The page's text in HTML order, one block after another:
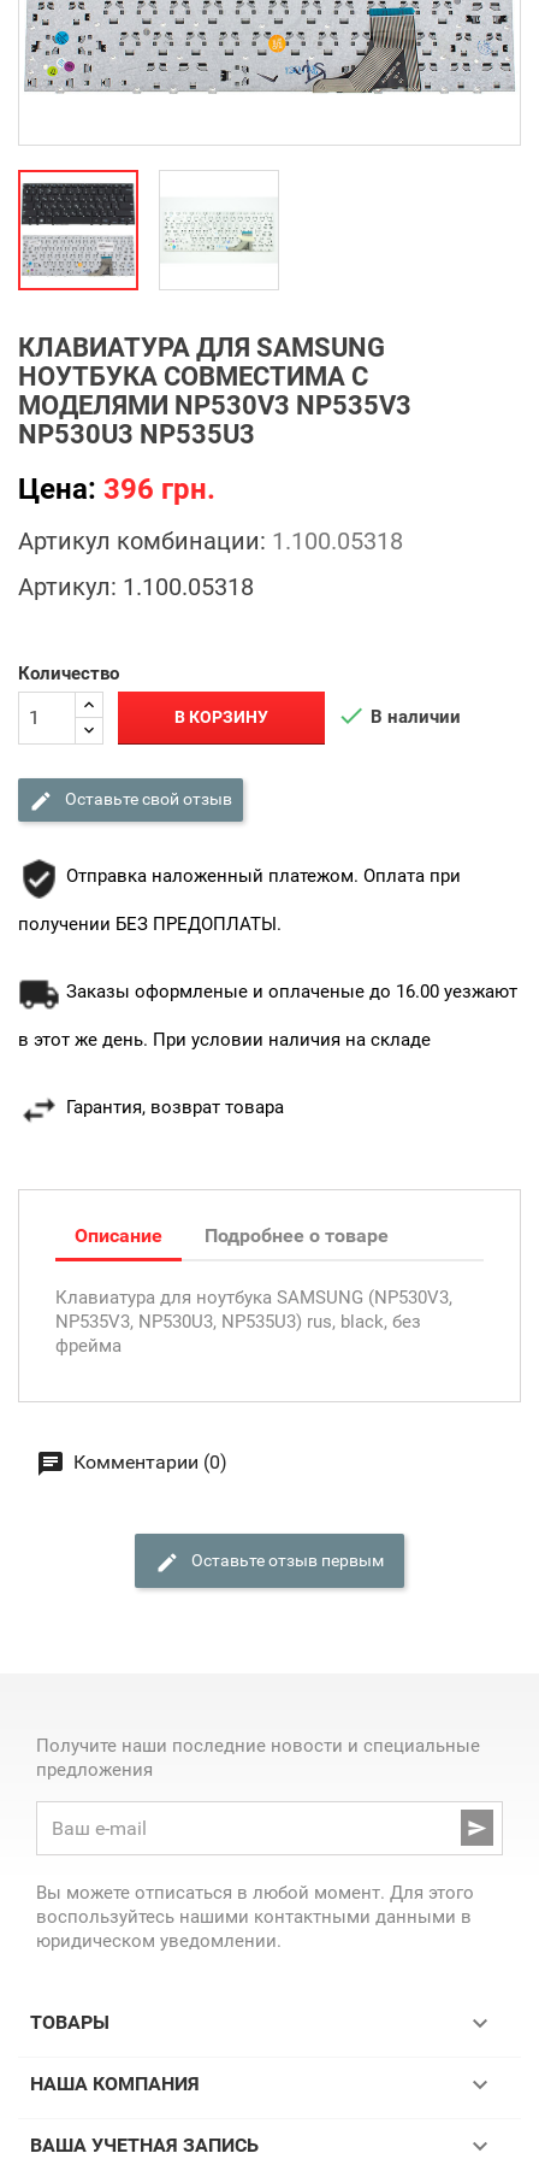
КЛАВИАТУРА ДЛЯ SAMSUNG
НОУТБУКА СОВМЕСТИМА С
МОДЕЛЯМИ NP530V3 NP535V3
NP530U3 NP535U3
Цена: 396 грн.
Артикул комбинации: 1.100.05318
Артикул: 1.100.05318
Количество
В КОРЗИНУ  В наличии
Оставьте свой отзыв
Отправка наложенный платежом. Оплата при
получении БЕЗ ПРЕДОПЛАТЫ.
Заказы оформленые и оплаченые до 16.00 уезжают
в этот же день. При условии наличия на складе
Гарантия, возврат товара
Описание Подробнее о товаре
Клавиатура для ноутбука SAMSUNG (NP530V3,
NP535V3, NP530U3, NP535U3) rus, black, без
фрейма
Комментарии (0)
Оставьте отзыв первым
Получите наши последние новости и специальные
предложения

Вы можете отписаться в любой момент. Для этого
воспользуйтесь нашими контактными данными в
юридическом уведомлении.
ТОВАРЫ 
НАША КОМПАНИЯ 
ВАША УЧЕТНАЯ ЗАПИСЬ 